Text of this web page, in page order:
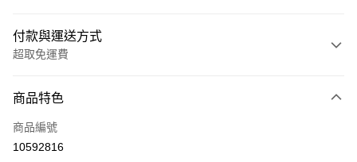
付款與運送方式
超取免運費
信用卡一次付款
超商取貨付款
商品特色
商品編號
10592816